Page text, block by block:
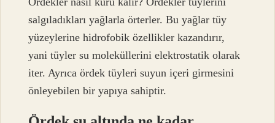
salgıladıkları yağlarla örterler. Bu yağlar tüy
yüzeylerine hidrofobik özellikler kazandırır,
yani tüyler su moleküllerini elektrostatik olarak
iter. Ayrıca ördek tüyleri suyun içeri girmesini
önleyebilen bir yapıya sahiptir.